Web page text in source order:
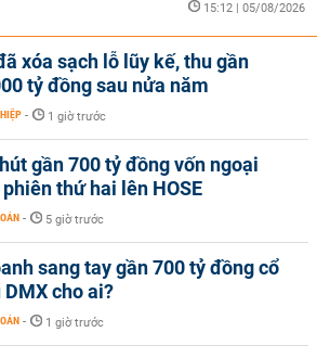
15:12 | 05/08/2026
xóa sạch lỗ lũy kế, thu gần
tỷ đồng sau nửa năm
- 1 giờ trước
gần 700 tỷ đồng vốn ngoại
thứ hai lên HOSE
- 5 giờ trước
sang tay gần 700 tỷ đồng cổ
DMX cho ai?
- 1 giờ trước